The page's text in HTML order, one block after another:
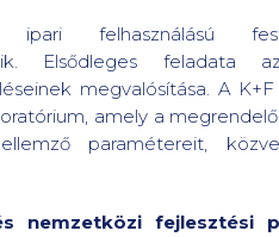
ipari felhasználású
Elsődleges feladata
megvalósítása. A
amely a
paramétereit,
nemzetközi fejlesztési